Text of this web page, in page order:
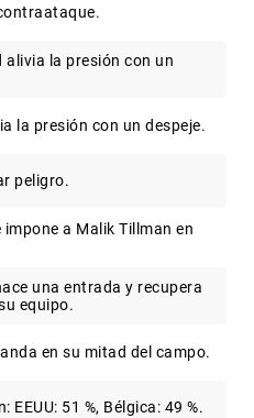
alivia la presión con un
la presión con un despeje.
peligro.
impone a Malik Tillman en
una entrada y recupera
equipo.
en su mitad del campo.
EEUU: 51 %, Bélgica: 49 %.